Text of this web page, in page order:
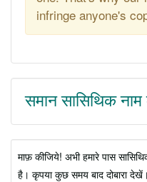
infringe anyone's
समान सासिथिक नाम
माफ़ कीजिये! अभी हमारे पास
है। कृपया कुछ समय बाद दोबारा देखें।